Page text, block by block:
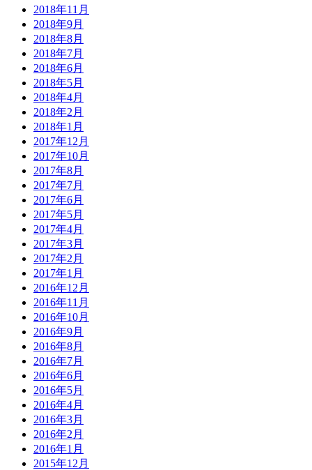
2018年11月
2018年9月
2018年8月
2018年7月
2018年6月
2018年5月
2018年4月
2018年2月
2018年1月
2017年12月
2017年10月
2017年8月
2017年7月
2017年6月
2017年5月
2017年4月
2017年3月
2017年2月
2017年1月
2016年12月
2016年11月
2016年10月
2016年9月
2016年8月
2016年7月
2016年6月
2016年5月
2016年4月
2016年3月
2016年2月
2016年1月
2015年12月